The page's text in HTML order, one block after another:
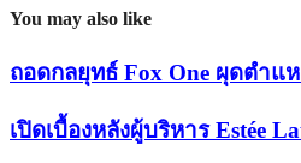
You may also like
ถอดกลยุทธ์ Fox One ผุดตำแ
เปิดเบื้องหลังผู้บริหาร Estée